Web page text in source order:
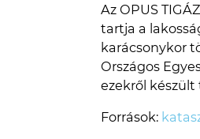
Az OPUS
tartja a
karácsonykor
Országos
ezekről
Források: